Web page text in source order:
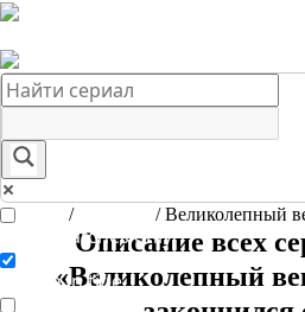
Exact matches only
Search in title
Главная / /Великолепный
Описание всех
«Великолепный